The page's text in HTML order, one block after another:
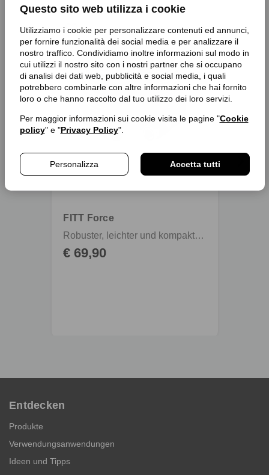
Questo sito web utilizza i cookie
Utilizziamo i cookie per personalizzare contenuti ed annunci,
per fornire funzionalità dei social media e per analizzare il
nostro traffico. Condividiamo inoltre informazioni sul modo in
cui utilizzi il nostro sito con i nostri partner che si occupano
di analisi dei dati web, pubblicità e social media, i quali
potrebbero combinarle con altre informazioni che hai fornito
loro o che hanno raccolto dal tuo utilizzo dei loro servizi.
Per maggior informazioni sui cookie visita le pagine "Cookie
policy" e "Privacy Policy".
Personalizza Accetta tutti
favorite_border
FITT Force
Robuster, leichter und kompakter Gartenschlauch mit Schlauchverbindern
€ 69,90
favorite_border
Entdecken
Produkte
Verwendungsanwendungen
Ideen und Tipps